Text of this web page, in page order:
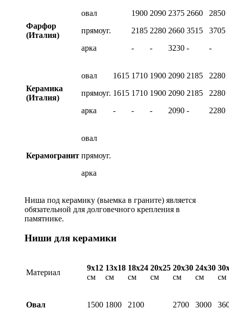
Фарфор
(Италия)
овал
прямоуг.
арка
1900
2185
-
2090
2280
-
2375
2660
3230
2660
3515
-
2850
3705
-
Керамика
(Италия)
овал
прямоуг.
арка
1615
1615
-
1710
1710
-
1900
1900
-
2090
2090
2090
2185
2185
-
2280
2280
2280
Керамогранит
овал
прямоуг.
арка
Ниша под керамику (выемка в граните) является
обязательной для долговечного крепления в
памятнике.
Ниши для керамики
Материал
9х12
см
13х18
см
18х24
см
20х25
см
20х30
см
24х30
см
см
Овал 1500 1800 2100 2700 3000